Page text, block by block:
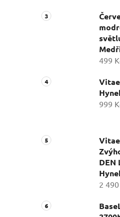
499
Vitae
999
Vitae
DEN
2